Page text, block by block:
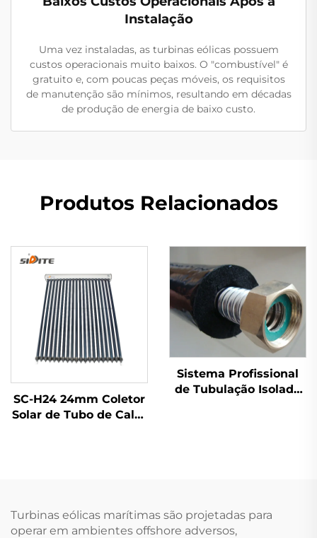
Instalação
Uma vez instaladas, as turbinas eólicas possuem
custos operacionais muito baixos. O "combustível" é
gratuito e, com poucas peças móveis, os requisitos
de manutenção são mínimos, resultando em décadas
de produção de energia de baixo custo.
Produtos Relacionados
SC-H24 24mm Coletor
Solar de Tubo de Calor
Sistema Profissional
de Tubulação Isolada
Turbinas eólicas marítimas são projetadas para
operar em ambientes offshore adversos,